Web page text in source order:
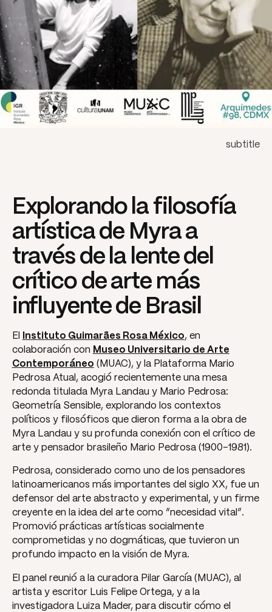
subtitle
Explorando la filosofía
artística de Myra a
través de la lente del
crítico de arte más
influyente de Brasil
El Instituto Guimarães Rosa México, en
colaboración con Museo Universitario de Arte
Contemporáneo (MUAC), y la Plataforma Mario
Pedrosa Atual, acogió recientemente una mesa
redonda titulada Myra Landau y Mario Pedrosa:
Geometría Sensible, explorando los contextos
políticos y filosóficos que dieron forma a la obra de
Myra Landau y su profunda conexión con el crítico de
arte y pensador brasileño Mario Pedrosa (1900-1981).
Pedrosa, considerado como uno de los pensadores
latinoamericanos más importantes del siglo XX, fue un
defensor del arte abstracto y experimental, y un firme
creyente en la idea del arte como “necesidad vital”.
Promovió prácticas artísticas socialmente
comprometidas y no dogmáticas, que tuvieron un
profundo impacto en la visión de Myra.
El panel reunió a la curadora Pilar García (MUAC), al
artista y escritor Luis Felipe Ortega, y a la
investigadora Luiza Mader, para discutir cómo el